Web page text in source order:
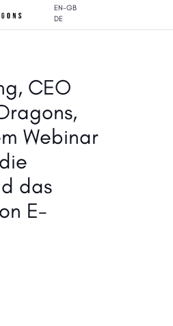
EN-GB
DE
CEO
Webinar
das
E-